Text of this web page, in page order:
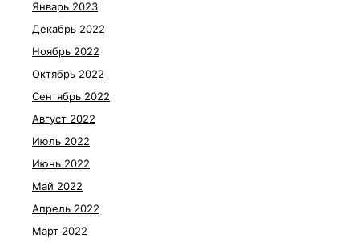
Январь 2023
Декабрь 2022
Ноябрь 2022
Октябрь 2022
Сентябрь 2022
Август 2022
Июль 2022
Июнь 2022
Май 2022
Апрель 2022
Март 2022